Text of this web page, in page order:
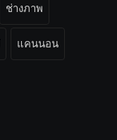
ช่างภาพ
แคนนอน